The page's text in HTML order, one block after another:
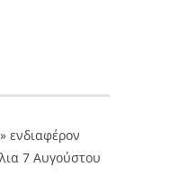
ενδιαφέρον
7 Αυγούστου